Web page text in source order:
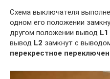
Схема выключателя
одном его положении
другом положении вывод L1
вывод L2 замкнут с
перекрестное